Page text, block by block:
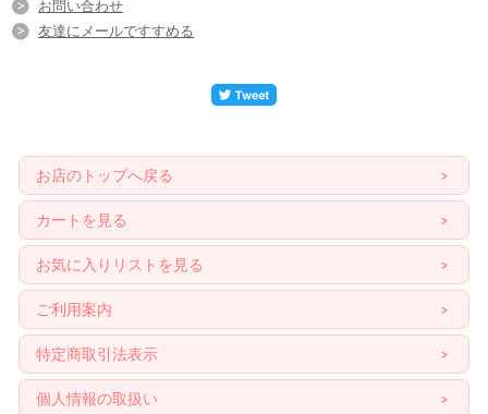
お問い合わせ
友達にメールですすめる
お店のトップへ戻る
カートを見る
お気に入りリストを見る
ご利用案内
特定商取引法表示
個人情報の取扱い